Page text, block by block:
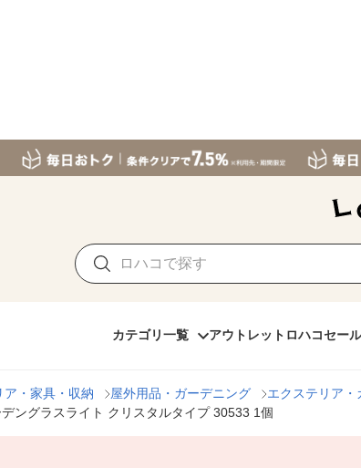
カテゴリ一覧 アウトレット ロハコセール
ア・家具・収納 屋外用品・ガーデニング エクステリア・
ングラスライト クリスタルタイプ 30533 1個